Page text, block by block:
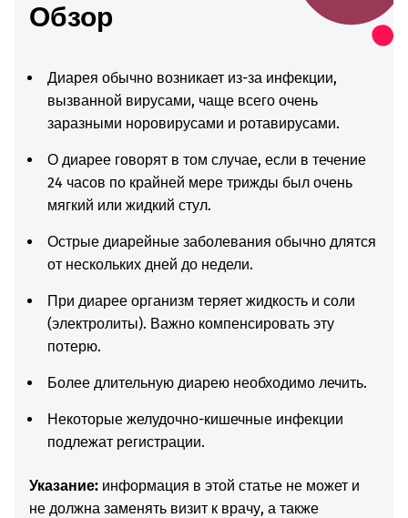
Обзор
Диарея обычно возникает из-за инфекции,
вызванной вирусами, чаще всего очень
заразными норовирусами и ротавирусами.
О диарее говорят в том случае, если в течение
24 часов по крайней мере трижды был очень
мягкий или жидкий стул.
Острые диарейные заболевания обычно длятся
от нескольких дней до недели.
При диарее организм теряет жидкость и соли
(электролиты). Важно компенсировать эту
потерю.
Более длительную диарею необходимо лечить.
Некоторые желудочно-кишечные инфекции
подлежат регистрации.
Указание: информация в этой статье не может и
не должна заменять визит к врачу, а также